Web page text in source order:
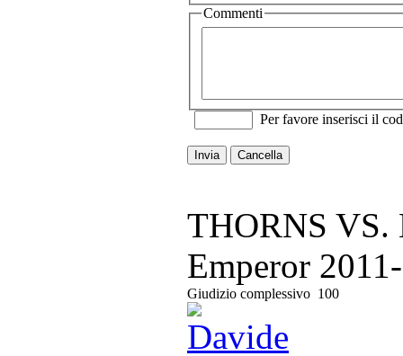
Commenti
Per favore inserisci il
Invia Cancella
THORNS VS.
Emperor
Giudizio complessivo 100